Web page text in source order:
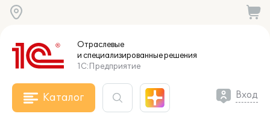
Отраслевые
и специализированныерешения
1С:Предприятие
Каталог Вход